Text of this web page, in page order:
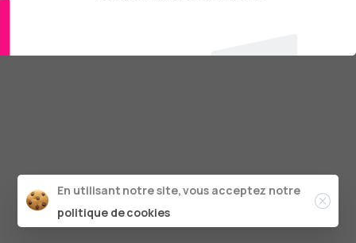
En utilisant notre site, vous acceptez notre
politique de cookies
Close